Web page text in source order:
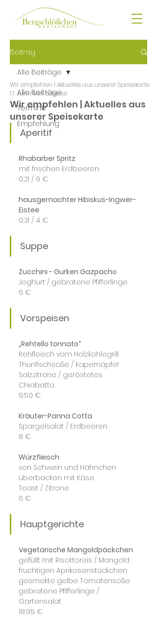
Beitrag
Alle Beiträge
Termine
Empfehlung
Alle Beiträge
Wir empfehlen | Aktuelles aus
unserer Speisekarte
Wir empfehlen | Aktuelles aus unserer Speisekarte
17. Juni1 Min. Lesezeit
Aperitif
Rhabarber Spritz
mit frischen Erdbeeren
0,2l / 9 €
hausgemachter Hibiskus-Ingwer-
Eistee
0,3l / 4 €
Suppe
Zucchini - Gurken Gazpacho
Joghurt / gebratene Pfifferlinge
6 €
Vorspeisen
„Rehtello tonnato“
Rehfleisch vom Holzkohlegrill
Thunfischsoße / Kapernäpfel
Salzzitrone / geröstetes
Chiabatta
9,50 €
Kräuter-Panna Cotta
Spargelsalat / Erdbeeren
8 €
Würzfleisch
von Schwein und Hähnchen
überbacken mit Käse
Toast / Zitrone
6 €
Hauptgerichte
Vegetarische Mangoldpäckchen
gefüllt mit Risottoreis / Mangold
fruchtigen Aprikosenstückchen
gesmokte gelbe Tomatensoße
gebratene Pfifferlinge /
Gartensalat
18,95 €